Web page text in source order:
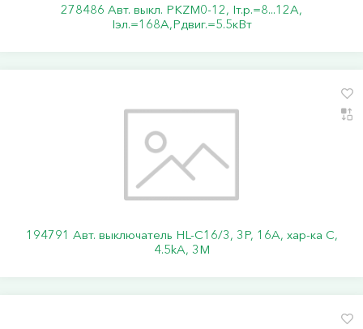
278486 Авт. выкл. PKZM0-12, Iт.р.=8...12А,
Iэл.=168А,Pдвиг.=5.5кВт
194791 Авт. выключатель HL-C16/3, 3P, 16A, хар-ка C,
4.5kA, 3M